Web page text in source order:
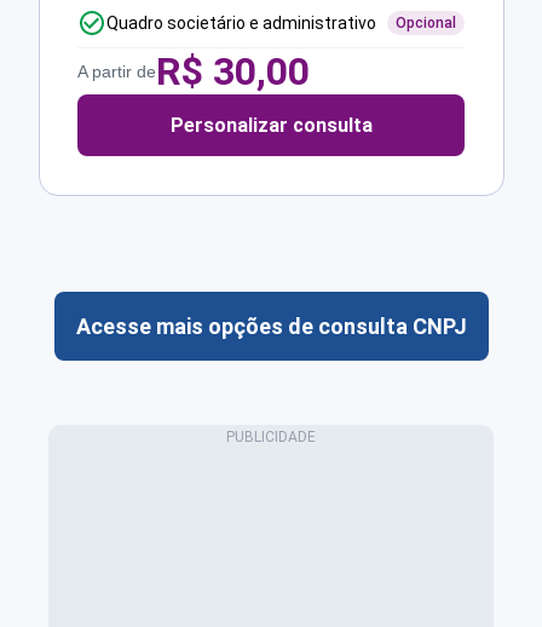
Quadro societário e administrativo Opcional
A partir deR$ 30,00
Personalizar consulta
Acesse mais opções de consulta CNPJ